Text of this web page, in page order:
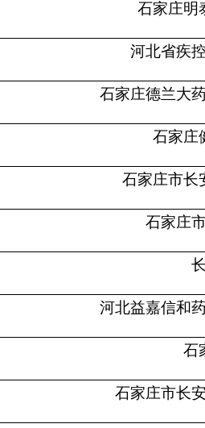
石家庄明
河北省疾
石家庄德兰大
石家庄
石家庄市长
石家庄
河北益嘉信和
石
石家庄市长